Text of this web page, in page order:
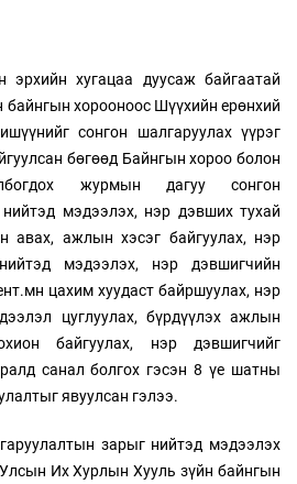
эрхийн хугацаа дуусаж байгаатай
байнгын хорооноос Шүүхийн ерөнхий
сонгон шалгаруулах үүрэг
бөгөөд Байнгын хороо болон
журмын дагуу сонгон
мэдээлэх, нэр дэвших тухай
авах, ажлын хэсэг байгуулах, нэр
мэдээлэх, нэр дэвшигчийн
цахим хуудаст байршуулах, нэр
цуглуулах, бүрдүүлэх ажлын
байгуулах, нэр дэвшигчийг
санал болгох гэсэн 8 үе шатны
явуулсан гэлээ.
зарыг нийтэд мэдээлэх
Их Хурлын Хууль зүйн байнгын